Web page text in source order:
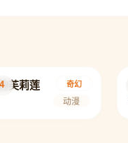
奇幻
芙莉莲
动漫